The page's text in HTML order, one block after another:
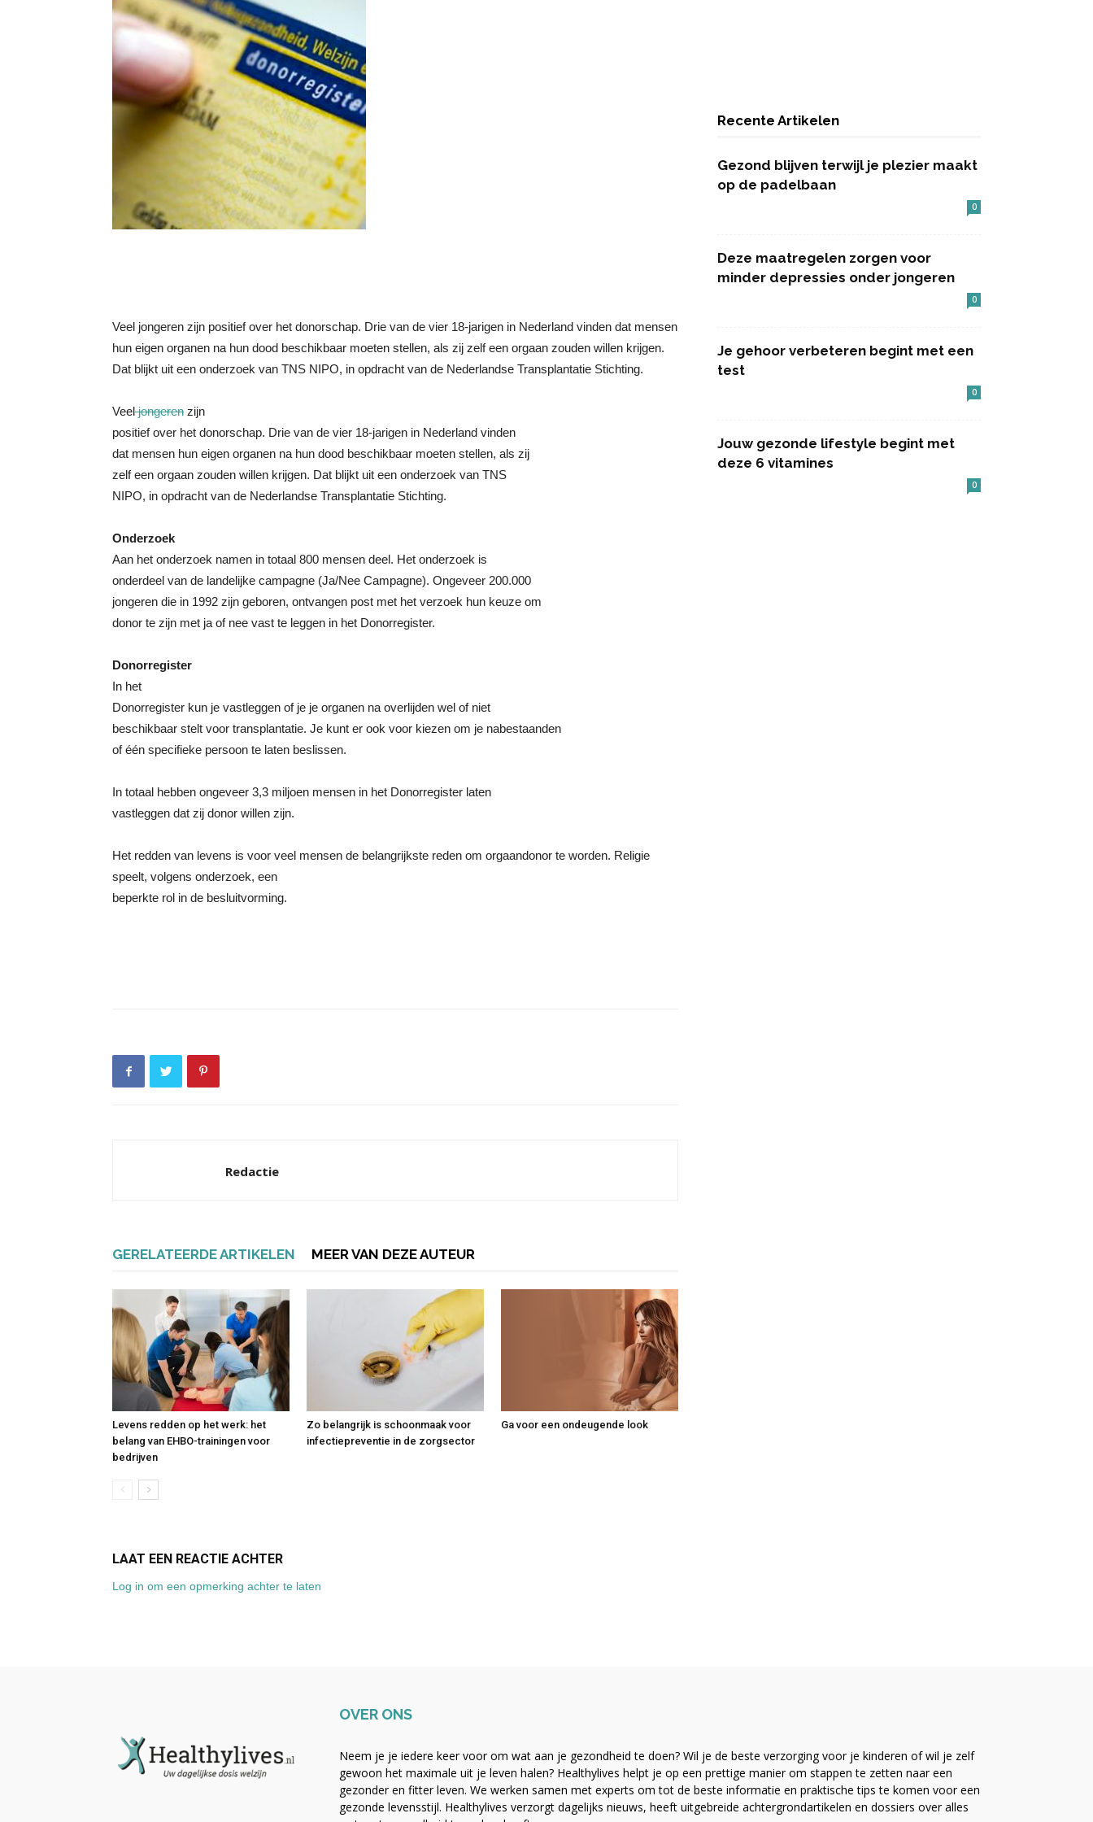
Veel jongeren zijn positief over het donorschap. Drie van de vier 18-jarigen in Nederland vinden dat mensen
hun eigen organen na hun dood beschikbaar moeten stellen, als zij zelf een orgaan zouden willen krijgen.
Dat blijkt uit een onderzoek van TNS NIPO, in opdracht van de Nederlandse Transplantatie Stichting.
Veeljongeren zijn
positief over het donorschap. Drie van de vier 18-jarigen in Nederland vinden
dat mensen hun eigen organen na hun dood beschikbaar moeten stellen, als zij
zelf een orgaan zouden willen krijgen. Dat blijkt uit een onderzoek van TNS
NIPO, in opdracht van de Nederlandse Transplantatie Stichting.
Onderzoek
Aan het onderzoek namen in totaal 800 mensen deel. Het onderzoek is
onderdeel van de landelijke campagne (Ja/Nee Campagne). Ongeveer 200.000
jongeren die in 1992 zijn geboren, ontvangen post met het verzoek hun keuze om
donor te zijn met ja of nee vast te leggen in het Donorregister.
Donorregister
In het
Donorregister kun je vastleggen of je je organen na overlijden wel of niet
beschikbaar stelt voor transplantatie. Je kunt er ook voor kiezen om je nabestaanden
of één specifieke persoon te laten beslissen.
In totaal hebben ongeveer 3,3 miljoen mensen in het Donorregister laten
vastleggen dat zij donor willen zijn.
Het redden van levens is voor veel mensen de belangrijkste reden om orgaandonor te worden. Religie
speelt, volgens onderzoek, een
beperkte rol in de besluitvorming.
Redactie
GERELATEERDE ARTIKELEN MEER VAN DEZE AUTEUR
Levens redden op het werk: het
belang van EHBO-trainingen voor
bedrijven
Zo belangrijk is schoonmaak voor
infectiepreventie in de zorgsector
Ga voor een ondeugende look
LAAT EEN REACTIE ACHTER
Log in om een opmerking achter te laten
Recente Artikelen
Gezond blijven terwijl je plezier maakt
op de padelbaan
0
Deze maatregelen zorgen voor
minder depressies onder jongeren
0
Je gehoor verbeteren begint met een
test
0
Jouw gezonde lifestyle begint met
deze 6 vitamines
0
OVER ONS
Neem je je iedere keer voor om wat aan je gezondheid te doen? Wil je de beste verzorging voor je kinderen of wil je zelf
gewoon het maximale uit je leven halen? Healthylives helpt je op een prettige manier om stappen te zetten naar een
gezonder en fitter leven. We werken samen met experts om tot de beste informatie en praktische tips te komen voor een
gezonde levensstijl. Healthylives verzorgt dagelijks nieuws, heeft uitgebreide achtergrondartikelen en dossiers over alles